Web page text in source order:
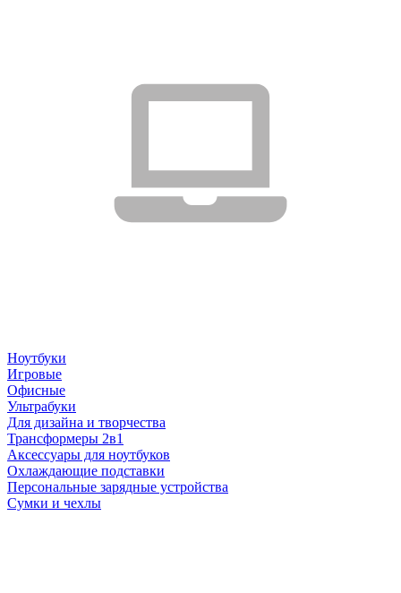
Ноутбуки
Игровые
Офисные
Ультрабуки
Для дизайна и творчества
Трансформеры 2в1
Аксессуары для ноутбуков
Охлаждающие подставки
Персональные зарядные устройства
Сумки и чехлы